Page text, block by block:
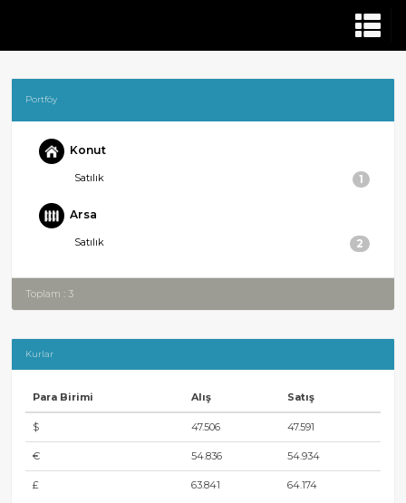
Portföy
Konut
Satılık 1
Arsa
Satılık 2
Toplam : 3
Kurlar
Para Birimi Alış Satış
$ 47.506 47.591
€ 54.836 54.934
£ 63.841 64.174